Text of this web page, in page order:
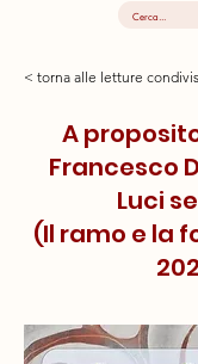
< torna alle letture
A
Francesco
Luci
(Il ramo e la